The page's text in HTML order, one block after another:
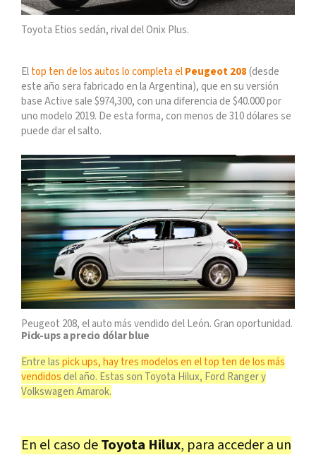
Toyota Etios sedán, rival del Onix Plus.
El top ten de los autos lo completa el Peugeot 208 (desde
este año sera fabricado en la Argentina), que en su versión
base Active sale $974,300, con una diferencia de $40.000 por
uno modelo 2019. De esta forma, con menos de 310 dólares se
puede dar el salto.
Peugeot 208, el auto más vendido del León. Gran oportunidad.
Pick-ups a precio dólar blue
Entre las pick ups, hay tres modelos en el top ten de los más
vendidos del año. Estas son Toyota Hilux, Ford Ranger y
Volkswagen Amarok.
En el caso deToyota Hilux, para acceder a un